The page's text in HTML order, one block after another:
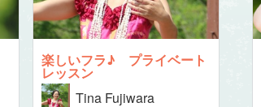
楽しいフラ♪ プライベート
レッスン
Tina Fujiwara